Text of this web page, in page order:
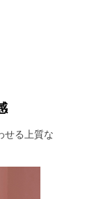
せる上質な